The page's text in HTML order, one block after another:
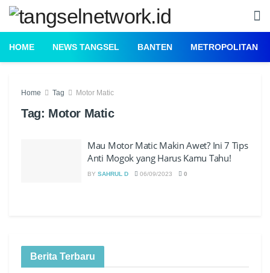
HOME NEWS TANGSEL BANTEN METROPOLITAN
Home Tag Motor Matic
Tag: Motor Matic
Mau Motor Matic Makin Awet? Ini 7 Tips
Anti Mogok yang Harus Kamu Tahu!
BY SAHRUL D 06/09/2023 0
Berita Terbaru